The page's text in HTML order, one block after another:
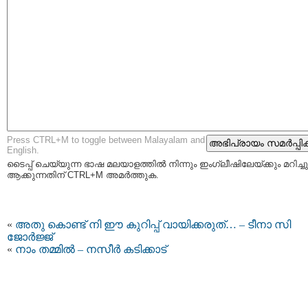
Press CTRL+M to toggle between Malayalam and
English.
ടൈപ്പ്‌ ചെയ്യുന്ന ഭാഷ മലയാളത്തില്‍ നിന്നും ഇംഗ്ലീഷിലേയ്ക്കും
ആക്കുന്നതിന് CTRL+M അമര്‍ത്തുക.
« അതു കൊണ്ട് നി ഈ കുറിപ്പ് വായിക്കരുത്… – ടീനാ സി
ജോര്‍ജ്ജ്
« നാം തമ്മില്‍ – നസീര്‍ കടിക്കാട്